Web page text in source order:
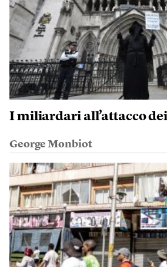
I miliardari all’attacco
George Monbiot